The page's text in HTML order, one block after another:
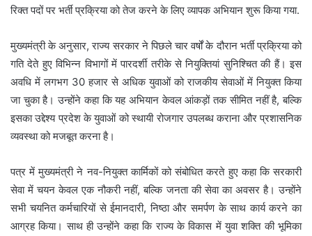
रिक्त पदों पर भर्ती प्रक्रिया को तेज करने के लिए व्यापक अभियान शुरू किया गया.
मुख्यमंत्री के अनुसार, राज्य सरकार ने पिछले चार वर्षों के दौरान भर्ती प्रक्रिया को
गति देते हुए विभिन्न विभागों में पारदर्शी तरीके से नियुक्तियां सुनिश्चित की हैं। इस
अवधि में लगभग 30 हजार से अधिक युवाओं को राजकीय सेवाओं में नियुक्त किया
जा चुका है। उन्होंने कहा कि यह अभियान केवल आंकड़ों तक सीमित नहीं है, बल्कि
इसका उद्देश्य प्रदेश के युवाओं को स्थायी रोजगार उपलब्ध कराना और प्रशासनिक
व्यवस्था को मजबूत करना है।
पत्र में मुख्यमंत्री ने नव-नियुक्त कार्मिकों को संबोधित करते हुए कहा कि सरकारी
सेवा में चयन केवल एक नौकरी नहीं, बल्कि जनता की सेवा का अवसर है। उन्होंने
सभी चयनित कर्मचारियों से ईमानदारी, निष्ठा और समर्पण के साथ कार्य करने का
आग्रह किया। साथ ही उन्होंने कहा कि राज्य के विकास में युवा शक्ति की भूमिका